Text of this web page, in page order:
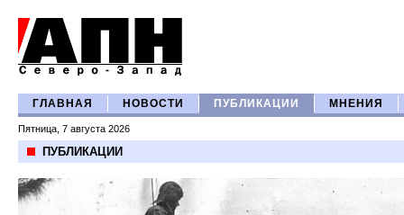
ГЛАВНАЯ НОВОСТИ ПУБЛИКАЦИИ МНЕНИЯ
Пятница, 7 августа 2026
ПУБЛИКАЦИИ